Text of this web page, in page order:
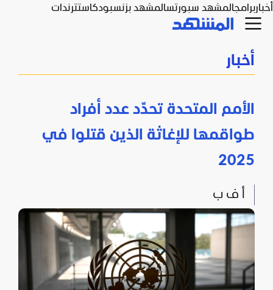
أخباربرامجالمشهد سبورتسالمشهد بزنسبودكاستترندات
أخبار
الأمم المتحدة تحدّد عدد أفراد
طواقمها للإغاثة الذين قتلوا في
2025
أ ف ب